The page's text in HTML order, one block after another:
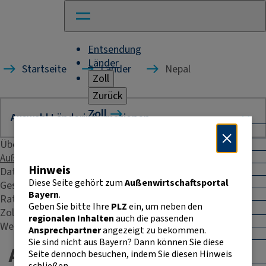
Entsendung
Länder
Zoll
Zurück
Zoll
Warenverkehr mit Drittländern
Warenursprung und Präferenzen
Warenverkehr innerhalb der EU
Allgemeines
Intrahandelsstatistik
Umsatzsteuer-
Identifikationsnummer
Startseite Länder Nepal
Übersicht
Außenhandelsstatistik
Daten & Fakten
Geschäftspraxis
Rating
Zoll
Weitere Kontakte
Außenhandelsstatistik -
Hinweis
Diese Seite gehört zumAußenwirtschaftsportal
Bayern.
Geben Sie bitte Ihre PLZein, um neben den
regionalen Inhaltenauch die passenden
Ansprechpartnerangezeigt zu bekommen.
Sie sind nicht aus Bayern? Dann können Sie diese
Seite dennoch besuchen, indem Sie diesen Hinweis